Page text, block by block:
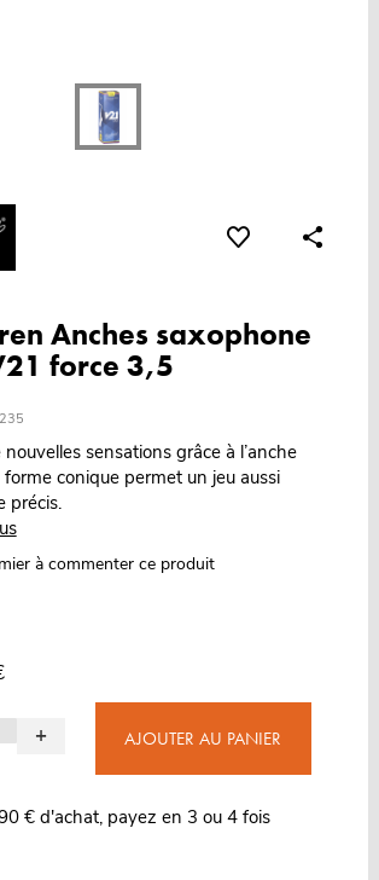
Anches saxophone
force 3,5
sensations grâce à l’anche
conique permet un jeu aussi
précis.
à commenter ce produit
+ AJOUTER AU PANIER
€ d'achat, payez en 3 ou 4 fois